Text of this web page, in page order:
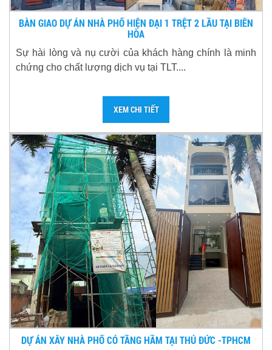
BÀN GIAO DỰ ÁN NHÀ PHỐ HIỆN ĐẠI 1 TRỆT 2 LẦU TẠI BIÊN
HÒA
Sự hài lòng và nụ cười của khách hàng chính là minh
chứng cho chất lượng dịch vụ tại TLT....
XEM CHI TIẾT
DỰ ÁN XÂY NHÀ PHỐ CÓ TẦNG HẦM TẠI THỦ ĐỨC -TPHCM